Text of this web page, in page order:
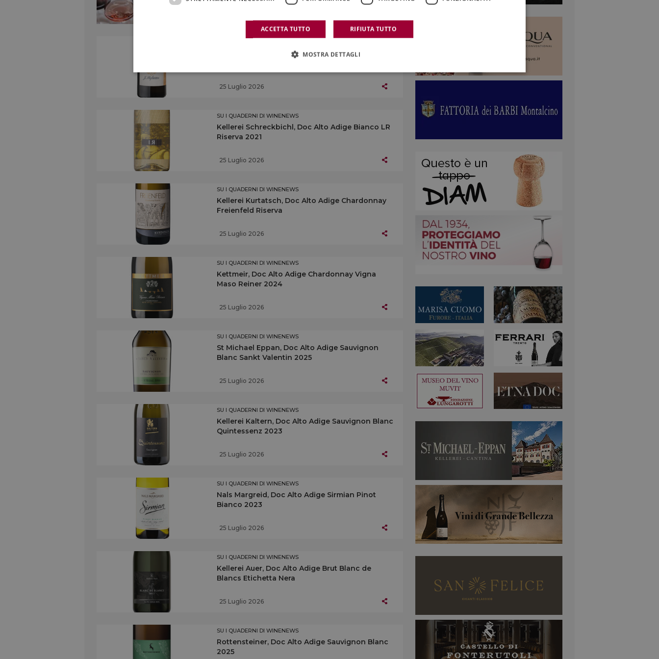
Hofstätter, Doc Alto Adige Gewürztraminer
25 Luglio 2026
SU I QUADERNI DI WINENEWS
Kellerei Schreckbichl, Doc Alto Adige Bianco LR
Riserva 2021
25 Luglio 2026
SU I QUADERNI DI WINENEWS
Kellerei Kurtatsch, Doc Alto Adige Chardonnay
Freienfeld Riserva
25 Luglio 2026
SU I QUADERNI DI WINENEWS
Kettmeir, Doc Alto Adige Chardonnay Vigna
Maso Reiner 2024
25 Luglio 2026
SU I QUADERNI DI WINENEWS
St Michael Eppan, Doc Alto Adige Sauvignon
Blanc Sankt Valentin 2025
25 Luglio 2026
SU I QUADERNI DI WINENEWS
Kellerei Kaltern, Doc Alto Adige Sauvignon Blanc
Quintessenz 2023
25 Luglio 2026
SU I QUADERNI DI WINENEWS
Nals Margreid, Doc Alto Adige Sirmian Pinot
Bianco 2023
25 Luglio 2026
SU I QUADERNI DI WINENEWS
Kellerei Auer, Doc Alto Adige Brut Blanc de
Blancs Etichetta Nera
25 Luglio 2026
SU I QUADERNI DI WINENEWS
Rottensteiner, Doc Alto Adige Sauvignon Blanc
2025
ACCETTA TUTTO RIFIUTA TUTTO
MOSTRA DETTAGLI